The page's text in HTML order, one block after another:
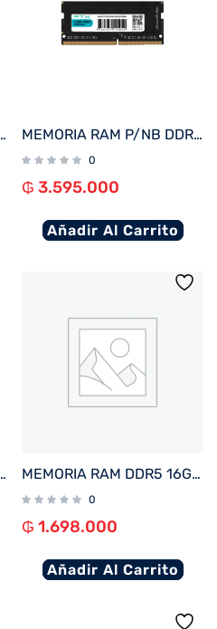
5600 FTX 115069 MEMORIA RAM P/NB DDR5 32GB 5200 FTX 115052
0
₲ 3.595.000
Añadir Al Carrito
5200 FTX 115045 MEMORIA RAM DDR5 16GB 6000 FTX 115021
0
₲ 1.698.000
Añadir Al Carrito